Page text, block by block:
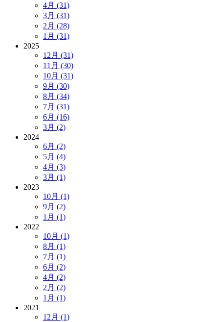
4月 (31)
3月 (31)
2月 (28)
1月 (31)
2025
12月 (31)
11月 (30)
10月 (31)
9月 (30)
8月 (34)
7月 (31)
6月 (16)
3月 (2)
2024
6月 (2)
5月 (4)
4月 (3)
3月 (1)
2023
10月 (1)
9月 (2)
1月 (1)
2022
10月 (1)
8月 (1)
7月 (1)
6月 (2)
4月 (2)
2月 (2)
1月 (1)
2021
12月 (1)